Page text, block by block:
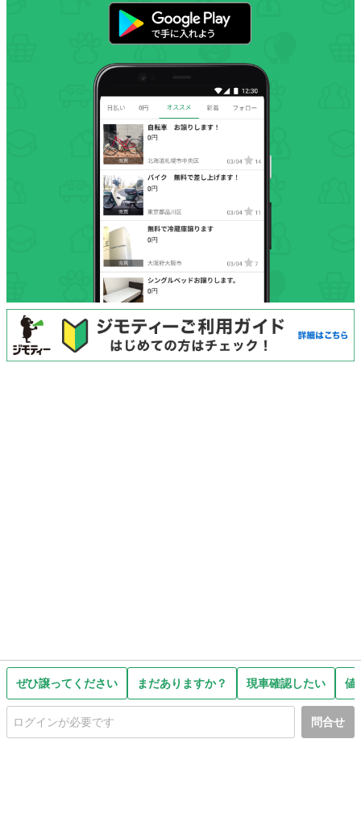
ぜひ譲ってください まだありますか？ 現車確認したい 値
問合せ